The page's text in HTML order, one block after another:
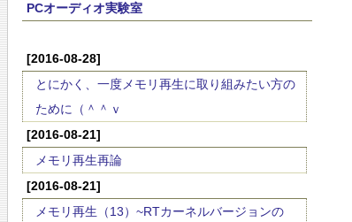
PCオーディオ実験室
[2016-08-28]
とにかく、一度メモリ再生に取り組みたい方の
ために（＾＾ｖ
[2016-08-21]
メモリ再生再論
[2016-08-21]
メモリ再生（13）~RTカーネルバージョンの